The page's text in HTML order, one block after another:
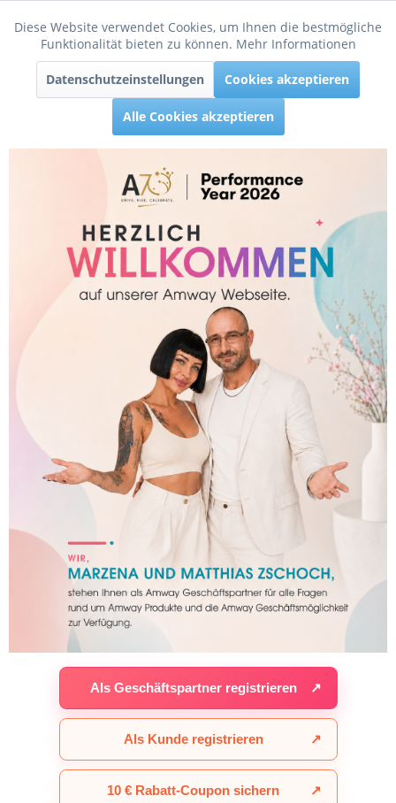
Menü
Als Geschäftspartner registrieren ↗
Als Kunde registrieren ↗
10 € Rabatt-Coupon sichern ↗
Funktionale Aktiv
Tracking Inaktiv
Diese Website verwendet Cookies, um Ihnen die bestmögliche
Funktionalität bieten zu können. Mehr Informationen
Datenschutzeinstellungen Cookies akzeptieren
Alle Cookies akzeptieren